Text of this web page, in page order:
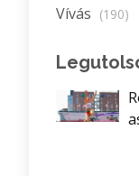
Vívás (190)